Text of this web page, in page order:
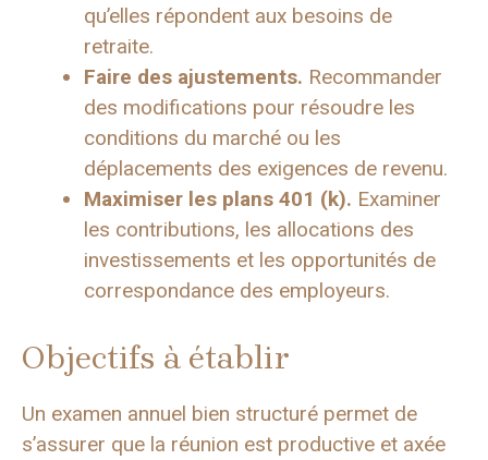
qu’elles répondent aux besoins de
retraite.
Faire des ajustements. Recommander
des modifications pour résoudre les
conditions du marché ou les
déplacements des exigences de revenu.
Maximiser les plans 401 (k). Examiner
les contributions, les allocations des
investissements et les opportunités de
correspondance des employeurs.
Objectifs à établir
Un examen annuel bien structuré permet de
s’assurer que la réunion est productive et axée